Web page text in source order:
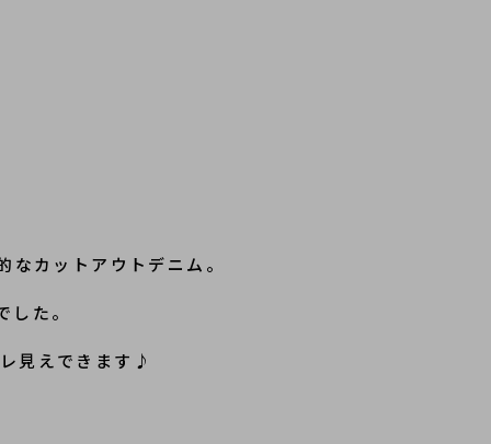
カットアウトデニム。
た。
見えできます♪